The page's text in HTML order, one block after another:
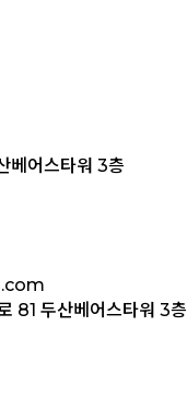
베어스타워 3층
81 두산베어스타워 3층